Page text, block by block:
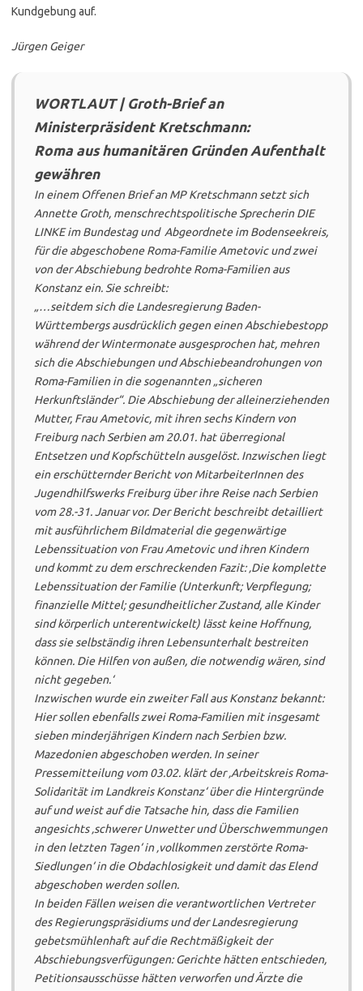
Kundgebung auf.
Jürgen Geiger
WORTLAUT | Groth-Brief an
Ministerpräsident Kretschmann:
Roma aus humanitären Gründen Aufenthalt
gewähren
In einem Offenen Brief an MP Kretschmann setzt sich
Annette Groth, menschrechtspolitische Sprecherin DIE
LINKE im Bundestag und Abgeordnete im Bodenseekreis,
für die abgeschobene Roma-Familie Ametovic und zwei
von der Abschiebung bedrohte Roma-Familien aus
Konstanz ein. Sie schreibt:
„…seitdem sich die Landesregierung Baden-
Württembergs ausdrücklich gegen einen Abschiebestopp
während der Wintermonate ausgesprochen hat, mehren
sich die Abschiebungen und Abschiebeandrohungen von
Roma-Familien in die sogenannten „sicheren
Herkunftsländer“. Die Abschiebung der alleinerziehenden
Mutter, Frau Ametovic, mit ihren sechs Kindern von
Freiburg nach Serbien am 20.01. hat überregional
Entsetzen und Kopfschütteln ausgelöst. Inzwischen liegt
ein erschütternder Bericht von MitarbeiterInnen des
Jugendhilfswerks Freiburg über ihre Reise nach Serbien
vom 28.-31. Januar vor. Der Bericht beschreibt detailliert
mit ausführlichem Bildmaterial die gegenwärtige
Lebenssituation von Frau Ametovic und ihren Kindern
und kommt zu dem erschreckenden Fazit: ‚Die komplette
Lebenssituation der Familie (Unterkunft; Verpflegung;
finanzielle Mittel; gesundheitlicher Zustand, alle Kinder
sind körperlich unterentwickelt) lässt keine Hoffnung,
dass sie selbständig ihren Lebensunterhalt bestreiten
können. Die Hilfen von außen, die notwendig wären, sind
nicht gegeben.‘
Inzwischen wurde ein zweiter Fall aus Konstanz bekannt:
Hier sollen ebenfalls zwei Roma-Familien mit insgesamt
sieben minderjährigen Kindern nach Serbien bzw.
Mazedonien abgeschoben werden. In seiner
Pressemitteilung vom 03.02. klärt der ‚Arbeitskreis Roma-
Solidarität im Landkreis Konstanz‘ über die Hintergründe
auf und weist auf die Tatsache hin, dass die Familien
angesichts ‚schwerer Unwetter und Überschwemmungen
in den letzten Tagen‘ in ‚vollkommen zerstörte Roma-
Siedlungen‘ in die Obdachlosigkeit und damit das Elend
abgeschoben werden sollen.
In beiden Fällen weisen die verantwortlichen Vertreter
des Regierungspräsidiums und der Landesregierung
gebetsmühlenhaft auf die Rechtmäßigkeit der
Abschiebungsverfügungen: Gerichte hätten entschieden,
Petitionsausschüsse hätten verworfen und Ärzte die